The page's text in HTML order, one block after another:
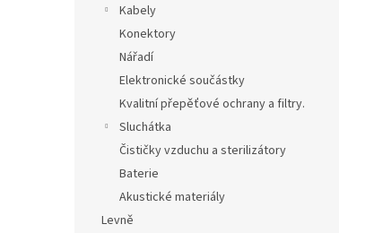
Kabely
Konektory
Nářadí
Elektronické součástky
Kvalitní přepěťové ochrany a filtry.
Sluchátka
Čističky vzduchu a sterilizátory
Baterie
Akustické materiály
Levně